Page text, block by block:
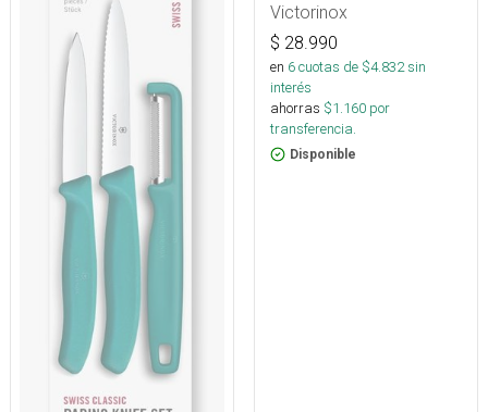
Victorinox
$ 28.990
en 6cuotas de $4.832sin
interés
ahorras $1.160 por
transferencia.
Disponible